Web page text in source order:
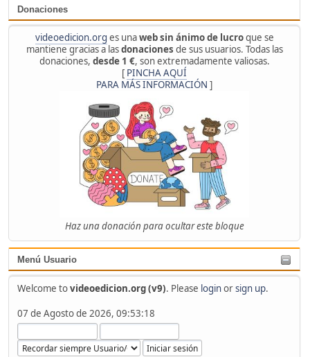
Donaciones
videoedicion.org es unaweb sin ánimo de lucroque se
mantiene gracias a lasdonaciones de sus usuarios. Todas las
donaciones, desde 1 €, son extremadamente valiosas.
[ PINCHA AQUÍ
PARA MÁS INFORMACIÓN ]
Haz una donación para ocultar este bloque
Menú Usuario
Welcome tovideoedicion.org (v9). Please loginorsign up.
07 de Agosto de 2026, 09:53:18